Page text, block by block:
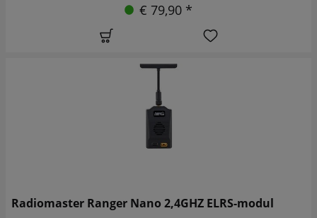
€ 79,90 *
Radiomaster Ranger Nano 2,4GHZ ELRS-modul